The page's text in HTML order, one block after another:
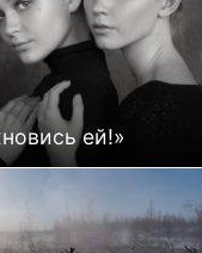
ей!»